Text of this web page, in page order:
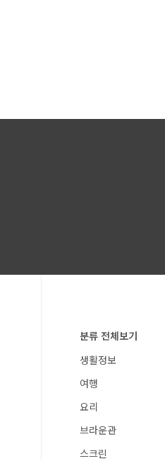
분류 전체보기
생활정보
여행
요리
브라운관
스크린